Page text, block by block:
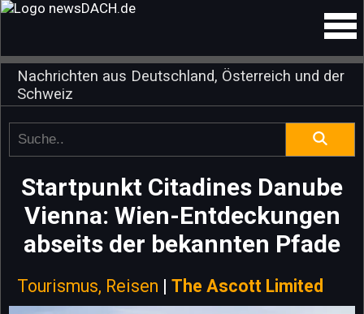
Nachrichten aus Deutschland, Österreich und der
Schweiz
Startpunkt Citadines Danube
Vienna: Wien-Entdeckungen
abseits der bekannten Pfade
Tourismus, Reisen | The Ascott Limited